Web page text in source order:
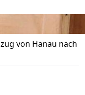
von Hanau nach